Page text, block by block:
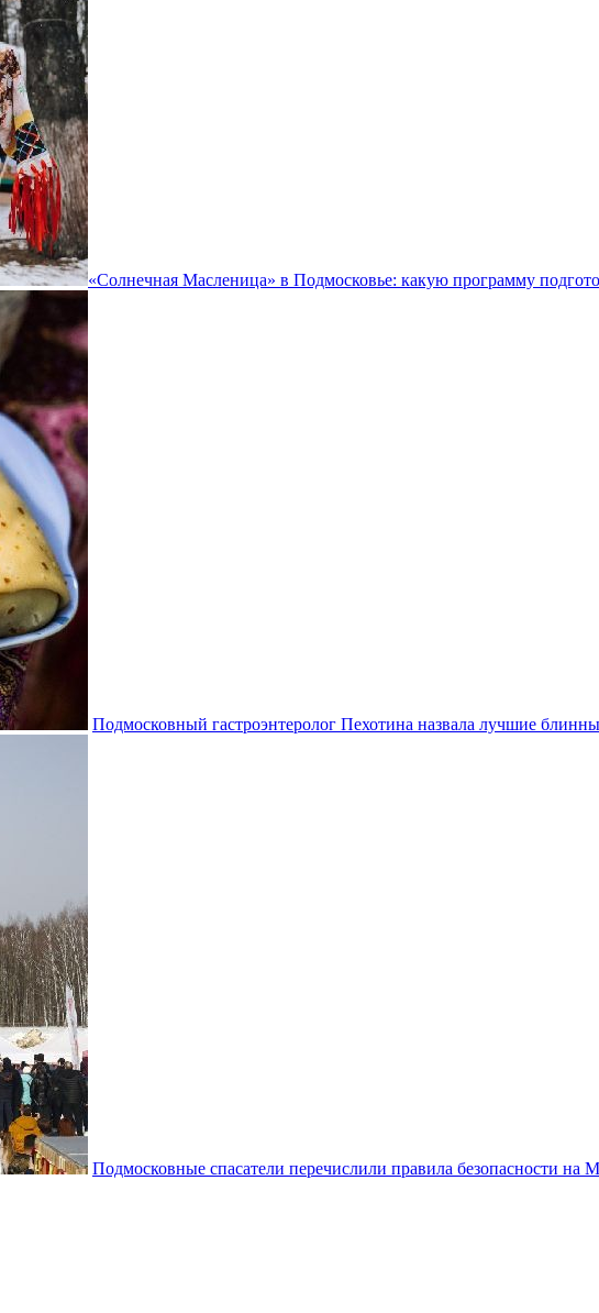
«Солнечная Масленица» в Подмосковье: какую программу
Подмосковный гастроэнтеролог Пехотина назвала лучшие
Подмосковные спасатели перечислили правила безопасности на